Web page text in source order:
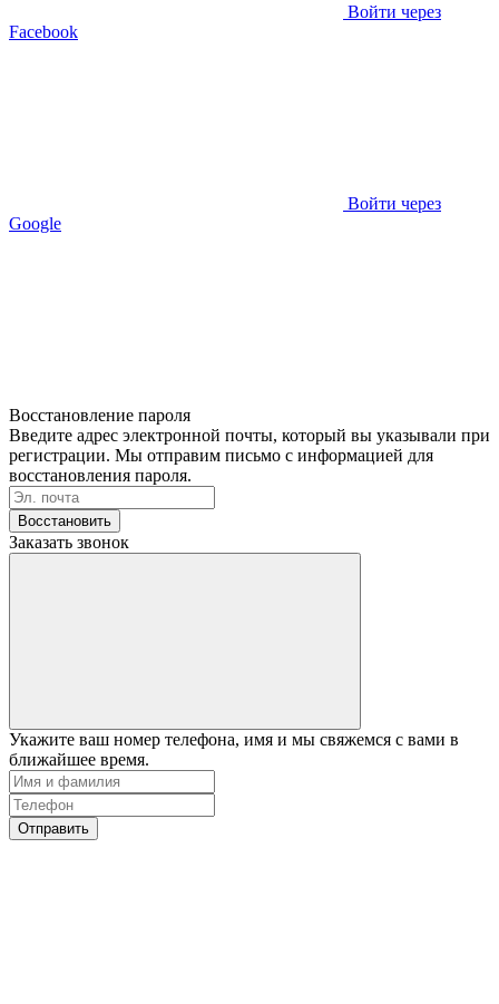
Войти через
Facebook
Войти через
Google
Восстановление пароля
Введите адрес электронной почты, который вы указывали при
регистрации. Мы отправим письмо с информацией для
восстановления пароля.
Восстановить
Заказать звонок
Укажите ваш номер телефона, имя и мы свяжемся с вами в
ближайшее время.
Отправить